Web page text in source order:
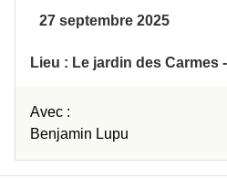
27 septembre 2025
Lieu : Le jardin des Carmes
Avec :
Benjamin Lupu